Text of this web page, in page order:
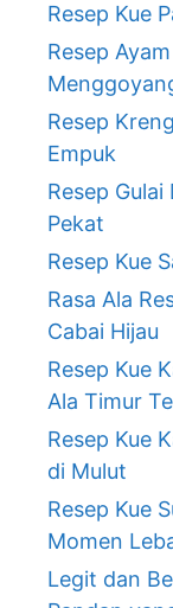
Resep Kue
Resep
Resep
Empuk
Resep
Pekat
Resep Kue
Rasa Ala
Cabai Hijau
Resep Kue
Ala Timur
Resep Kue
di Mulut
Resep Kue
Momen
Legit dan